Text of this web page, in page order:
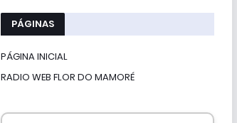
PÁGINAS
PÁGINA INICIAL
RADIO WEB FLOR DO MAMORÉ